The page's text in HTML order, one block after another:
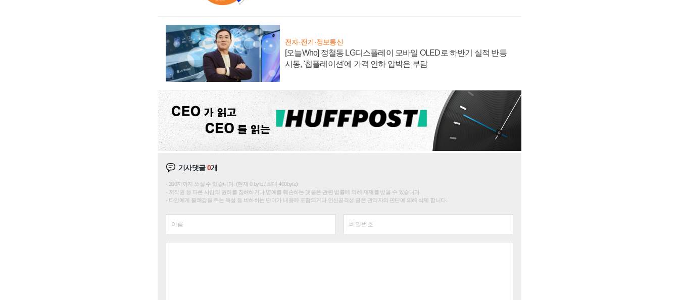
전자·전기·정보통신
[오늘Who] 정철동 LG디스플레이 모바일 OLED로 하반기 실적 반등
시동, '칩플레이션'에 가격 인하 압박은 부담
기사댓글0개
200자까지 쓰실 수 있습니다. (현재 0 byte / 최대 400byte)
저작권 등 다른 사람의 권리를 침해하거나 명예를 훼손하는 댓글은 관련 법률에 의해 제재를 받을 수 있습니다.
타인에게 불쾌감을 주는 욕설 등 비하하는 단어가 내용에 포함되거나 인신공격성 글은 관리자의 판단에 의해 삭제 합니다.